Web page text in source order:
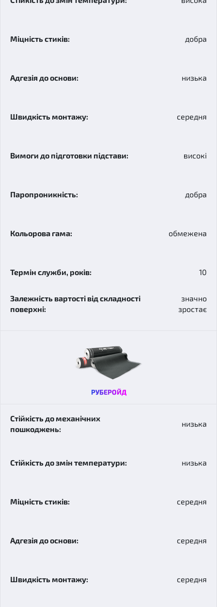
добра
низька
середня
високі
добра
обмежена
10
значно
зростає
РУБЕРОЙД
низька
низька
середня
середня
середня